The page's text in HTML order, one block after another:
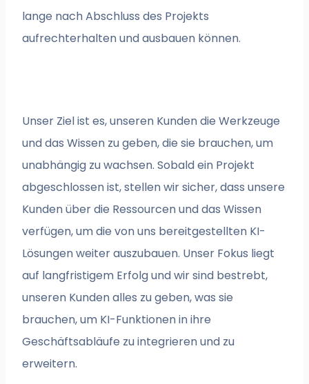
lange nach Abschluss des Projekts
aufrechterhalten und ausbauen können.
Unser Ziel ist es, unseren Kunden die Werkzeuge
und das Wissen zu geben, die sie brauchen, um
unabhängig zu wachsen. Sobald ein Projekt
abgeschlossen ist, stellen wir sicher, dass unsere
Kunden über die Ressourcen und das Wissen
verfügen, um die von uns bereitgestellten KI-
Lösungen weiter auszubauen. Unser Fokus liegt
auf langfristigem Erfolg und wir sind bestrebt,
unseren Kunden alles zu geben, was sie
brauchen, um KI-Funktionen in ihre
Geschäftsabläufe zu integrieren und zu
erweitern.